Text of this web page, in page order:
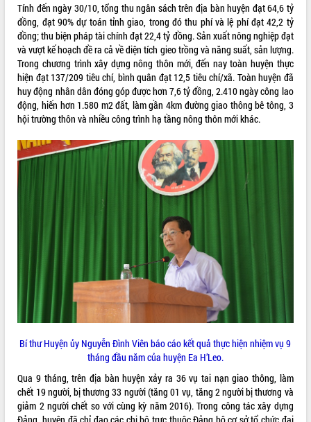
Loading the player...
Khám bệnh, cấp phát thuốc miễn phí
và tặng quà người dân xã Cư Pui
Hội nghị UBND tỉnh Đắk Lắk thường kỳ
Nam Anh hùng” và trao Huân chương
Lao động
UBND tỉnh Đắk Lắk triển khai nhiệm
vụ 6 tháng cuối năm 2026
Kỳ họp thứ Hai, Hội đồng nhân dân
quan trọng
Bí thư Tỉnh ủy Lương Nguyễn Minh
Triết thăm, tặng quà người có công với
cách mạng
Rà soát, hoàn thiện hệ thống thiết chế
ALBUM ẢNH
Tính đến ngày 30/10, tổng thu ngân sách trên địa bàn huyện đạt 64,6 tỷ
đồng, đạt 90% dự toán tỉnh giao, trong đó thu phí và lệ phí đạt 42,2 tỷ
đồng; thu biện pháp tài chính đạt 22,4 tỷ đồng. Sản xuất nông nghiệp đạt
và vượt kế hoạch đề ra cả về diện tích gieo trồng và năng suất, sản lượng.
Trong chương trình xây dựng nông thôn mới, đến nay toàn huyện thực
hiện đạt 137/209 tiêu chí, bình quân đạt 12,5 tiêu chí/xã. Toàn huyện đã
huy động nhân dân đóng góp được hơn 7,6 tỷ đồng, 2.410 ngày công lao
động, hiến hơn 1.580 m2 đất, làm gần 4km đường giao thông bê tông, 3
hội trường thôn và nhiều công trình hạ tầng nông thôn mới khác.
Bí thư Huyện ủy Nguyễn Đình Viên báo cáo kết quả thực hiện nhiệm vụ 9
tháng đầu năm của huyện Ea H’Leo.
Qua 9 tháng, trên địa bàn huyện xảy ra 36 vụ tai nạn giao thông, làm
chết 19 người, bị thương 33 người (tăng 01 vụ, tăng 2 người bị thương và
giảm 2 người chết so với cùng kỳ năm 2016). Trong công tác xây dựng